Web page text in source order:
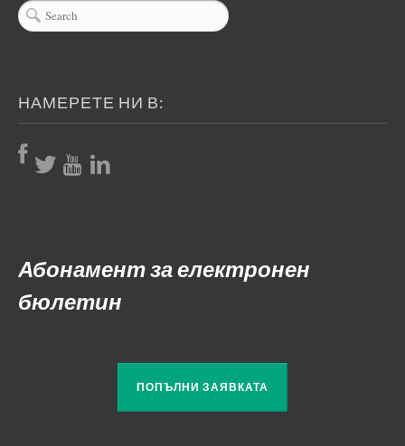
НАМЕРЕТЕ НИ В:
Абонамент за електронен
бюлетин
ПОПЪЛНИ ЗАЯВКАТА